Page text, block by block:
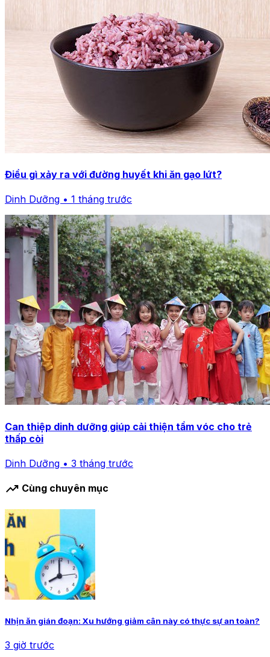
Điều gì xảy ra với đường huyết khi ăn gạo lứt?
Dinh Dưỡng • 1 tháng trước
Can thiệp dinh dưỡng giúp cải thiện tầm vóc cho trẻ
thấp còi
Dinh Dưỡng • 3 tháng trước
trending_up Cùng chuyên mục
Nhịn ăn gián đoạn: Xu hướng giảm cân này có thực sự an toàn?
3 giờ trước